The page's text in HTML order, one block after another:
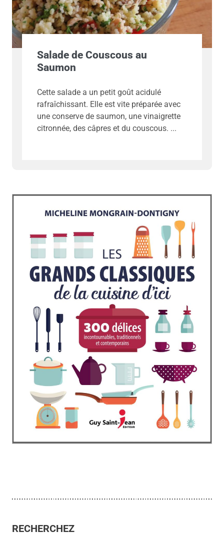
Salade de Couscous au
Saumon
Cette salade a un petit goût acidulé
rafraîchissant. Elle est vite préparée avec
une conserve de saumon, une vinaigrette
citronnée, des câpres et du couscous.
RECHERCHEZ